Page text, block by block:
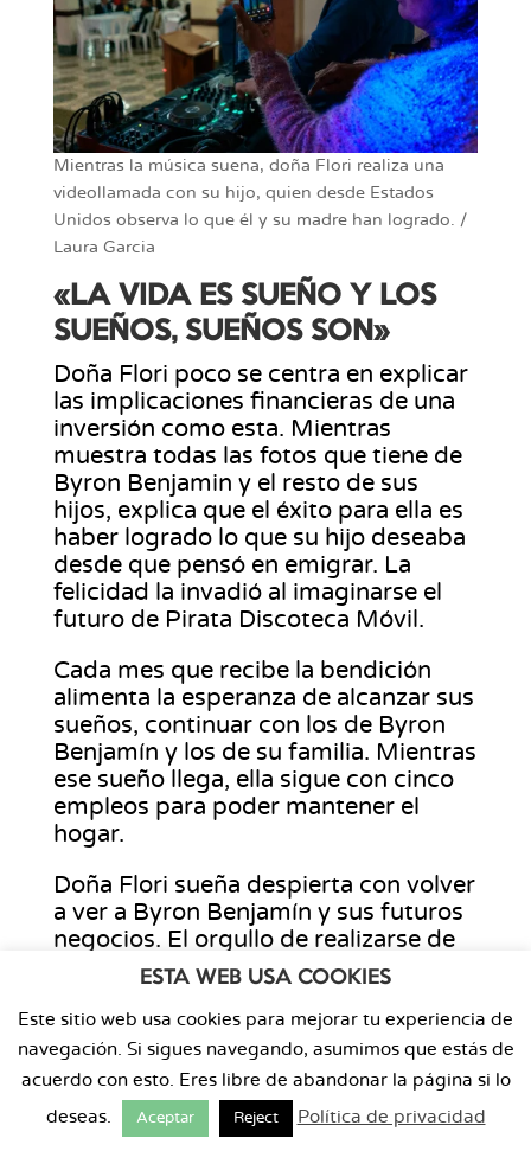
Mientras la música suena, doña Flori realiza una
videollamada con su hijo, quien desde Estados
Unidos observa lo que él y su madre han logrado. /
Laura Garcia
«LA VIDA ES SUEÑO Y LOS
SUEÑOS, SUEÑOS SON»
Doña Flori poco se centra en explicar
las implicaciones financieras de una
inversión como esta. Mientras
muestra todas las fotos que tiene de
Byron Benjamin y el resto de sus
hijos, explica que el éxito para ella es
haber logrado lo que su hijo deseaba
desde que pensó en emigrar. La
felicidad la invadió al imaginarse el
futuro de Pirata Discoteca Móvil.
Cada mes que recibe la bendición
alimenta la esperanza de alcanzar sus
sueños, continuar con los de Byron
Benjamín y los de su familia. Mientras
ese sueño llega, ella sigue con cinco
empleos para poder mantener el
hogar.
Doña Flori sueña despierta con volver
a ver a Byron Benjamín y sus futuros
negocios. El orgullo de realizarse de
esta manera no va a dejar de existir
Discoteca Móvil.
«Es como un milagro de Dios, yo digo
que es un milagro porque así lo
siento yo en mi corazón», concluyó.
ESTA WEB USA COOKIES
Este sitio web usa cookies para mejorar tu experiencia de
navegación. Si sigues navegando, asumimos que estás de
acuerdo con esto. Eres libre de abandonar la página si lo
deseas. Aceptar Reject Política de privacidad